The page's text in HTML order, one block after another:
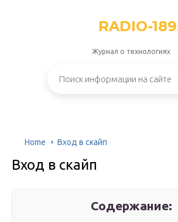
RADIO-
Журнал о технологиях
Home Вход в скайп
Вход в скайп
Содержание: